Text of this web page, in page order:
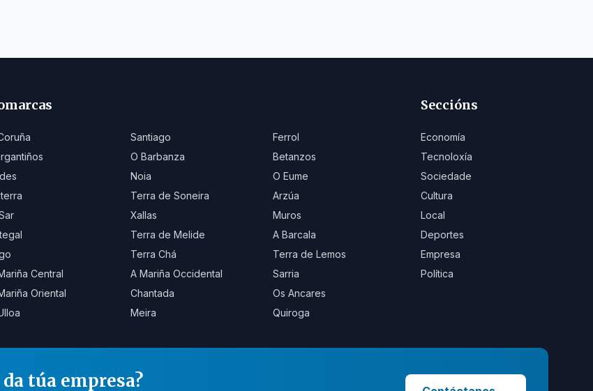
Santiago
Ferrol
O Barbanza
Betanzos
Noia
O Eume
Terra de Soneira
Arzúa
Xallas
Muros
Terra de Melide
A Barcala
Terra Chá
Terra de Lemos
Central
A Mariña Occidental
Sarria
Oriental
Chantada
Os Ancares
Meira Quiroga
Seccións
Economía
Tecnoloxía
Sociedade
Cultura
Local
Deportes
Empresa
Política
túa empresa?